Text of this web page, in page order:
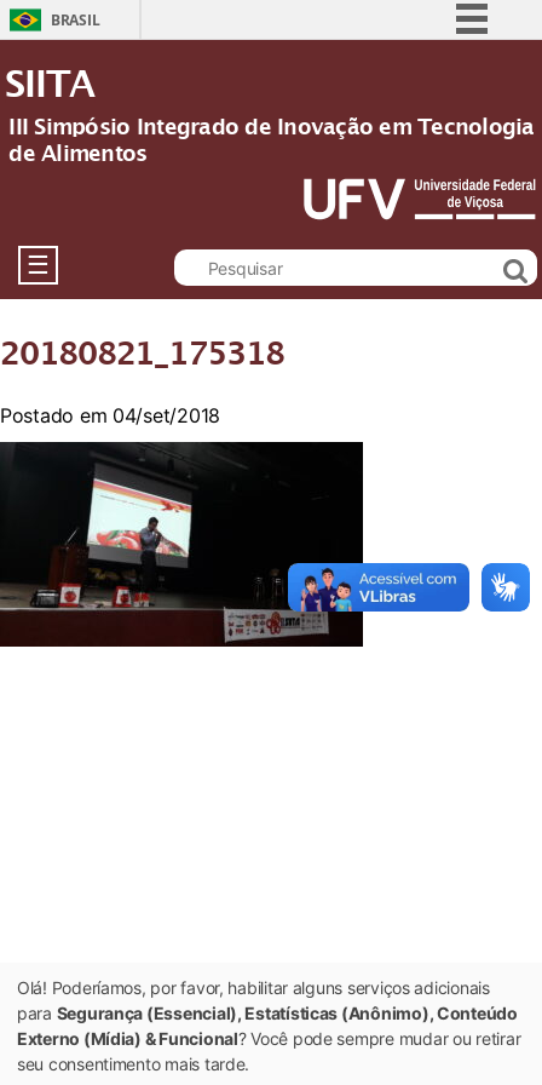
BRASIL
Participe
Acesso à informação
Legislação
Canais
SIITA
III Simpósio Integrado de Inovação em Tecnologia
de Alimentos
☰
20180821_175318
Postado em 04/set/2018
Olá! Poderíamos, por favor, habilitar alguns serviços adicionais
para Segurança (Essencial), Estatísticas (Anônimo), Conteúdo
Externo (Mídia) & Funcional? Você pode sempre mudar ou retirar
seu consentimento mais tarde.